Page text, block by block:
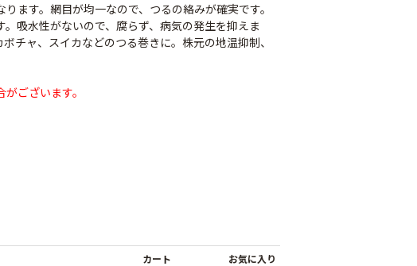
ます。網目が均一なので、つるの絡みが確実です。
吸水性がないので、腐らず、病気の発生を抑えま
チャ、スイカなどのつる巻きに。株元の地温抑制、
ございます。
カート お気に入り